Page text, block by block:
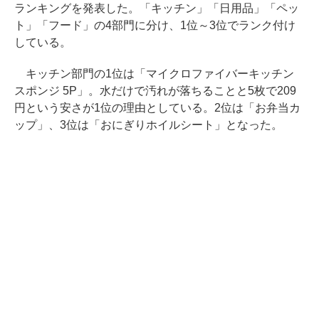
ランキングを発表した。「キッチン」「日用品」「ペッ
ト」「フード」の4部門に分け、1位～3位でランク付け
している。
キッチン部門の1位は「マイクロファイバーキッチン
スポンジ 5P」。水だけで汚れが落ちることと5枚で209
円という安さが1位の理由としている。2位は「お弁当カ
ップ」、3位は「おにぎりホイルシート」となった。